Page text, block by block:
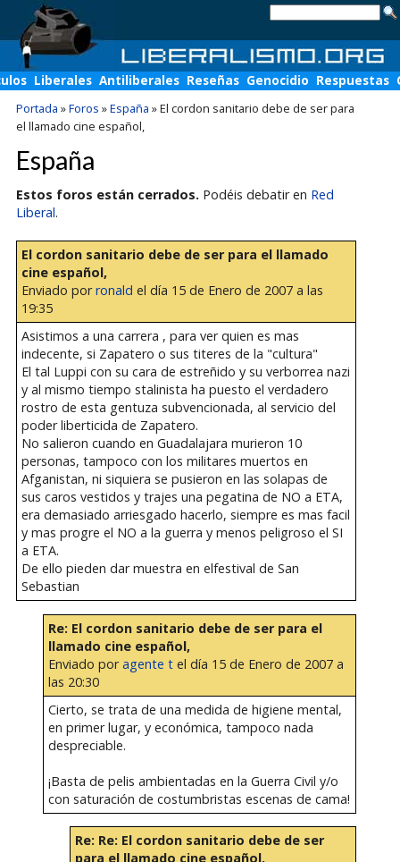
Liberales Antiliberales Reseñas Genocidio Respuestas
Portada »Foros »España »El cordon sanitario debe de ser para
el llamado cine español,
España
Estos foros están cerrados. Podéis debatir en Red
Liberal.
El cordon sanitario debe de ser para el llamado
cine español,
Enviado porronald el día 15 de Enero de 2007 a las
19:35
Asistimos a una carrera , para ver quien es mas
indecente, si Zapatero o sus titeres de la "cultura"
El tal Luppi con su cara de estreñido y su verborrea nazi
y al mismo tiempo stalinista ha puesto el verdadero
rostro de esta gentuza subvencionada, al servicio del
poder liberticida de Zapatero.
No salieron cuando en Guadalajara murieron 10
personas, tampoco con los militares muertos en
Afganistan, ni siquiera se pusieron en las solapas de
sus caros vestidos y trajes una pegatina de NO a ETA,
era demasiado arriesgado hacerlo, siempre es mas facil
y mas progre el NO a la guerra y menos peligroso el SI
a ETA.
De ello pieden dar muestra en elfestival de San
Sebastian
Re: El cordon sanitario debe de ser para el
llamado cine español,
Enviado poragente tel día 15 de Enero de 2007 a
las 20:30
Cierto, se trata de una medida de higiene mental,
en primer lugar, y económica, tampoco nada
despreciable.
¡Basta de pelis ambientadas en la Guerra Civil y/o
con saturación de costumbristas escenas de cama!
Re: Re: El cordon sanitario debe de ser
para el llamado cine español,